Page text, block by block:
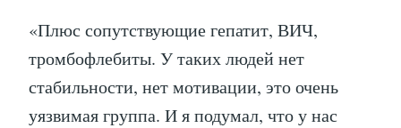
«Плюс сопутствующие гепатит, ВИЧ,
тромбофлебиты. У таких людей нет
стабильности, нет мотивации, это очень
уязвимая группа. И я подумал, что у нас